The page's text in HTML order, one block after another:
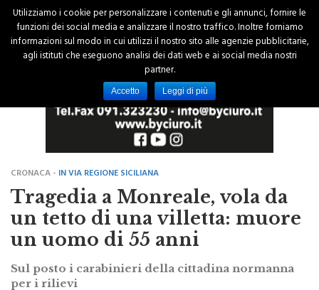
CRONACA -IN VIA REGIONE SICILIANA
Tragedia a Monreale, vola da
un tetto di una villetta: muore
un uomo di 55 anni
Sul posto i carabinieri della cittadina normanna
per i rilievi
Utilizziamo i cookie per personalizzare i contenuti e gli annunci, fornire le
funzioni dei social media e analizzare il nostro traffico. Inoltre forniamo
informazioni sul modo in cui utilizzi il nostro sito alle agenzie pubblicitarie,
agli istituti che eseguono analisi dei dati web e ai social media nostri
partner.
Accetto Leggi di più